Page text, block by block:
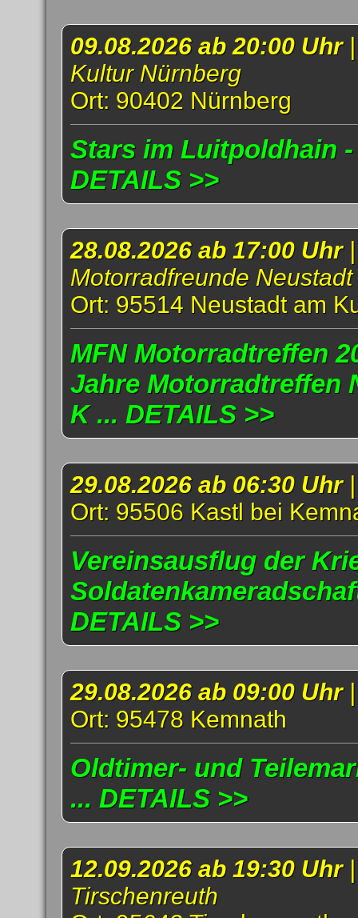
09.08.2026 ab 20:00 Uhr
Kultur Nürnberg
Ort: 90402 Nürnberg
Stars im Luitpoldhain
DETAILS >>
28.08.2026 ab 17:00 Uhr |
Motorradfreunde
Ort: 95514 Neustadt am
MFN Motorradtreffen
Jahre Motorradtreffen
K ... DETAILS >>
29.08.2026 ab 06:30 Uhr
Ort: 95506 Kastl bei
Vereinsausflug der
DETAILS >>
29.08.2026 ab 09:00 Uhr
Ort: 95478 Kemnath
Oldtimer- und
... DETAILS >>
12.09.2026 ab 19:30 Uhr
Tirschenreuth